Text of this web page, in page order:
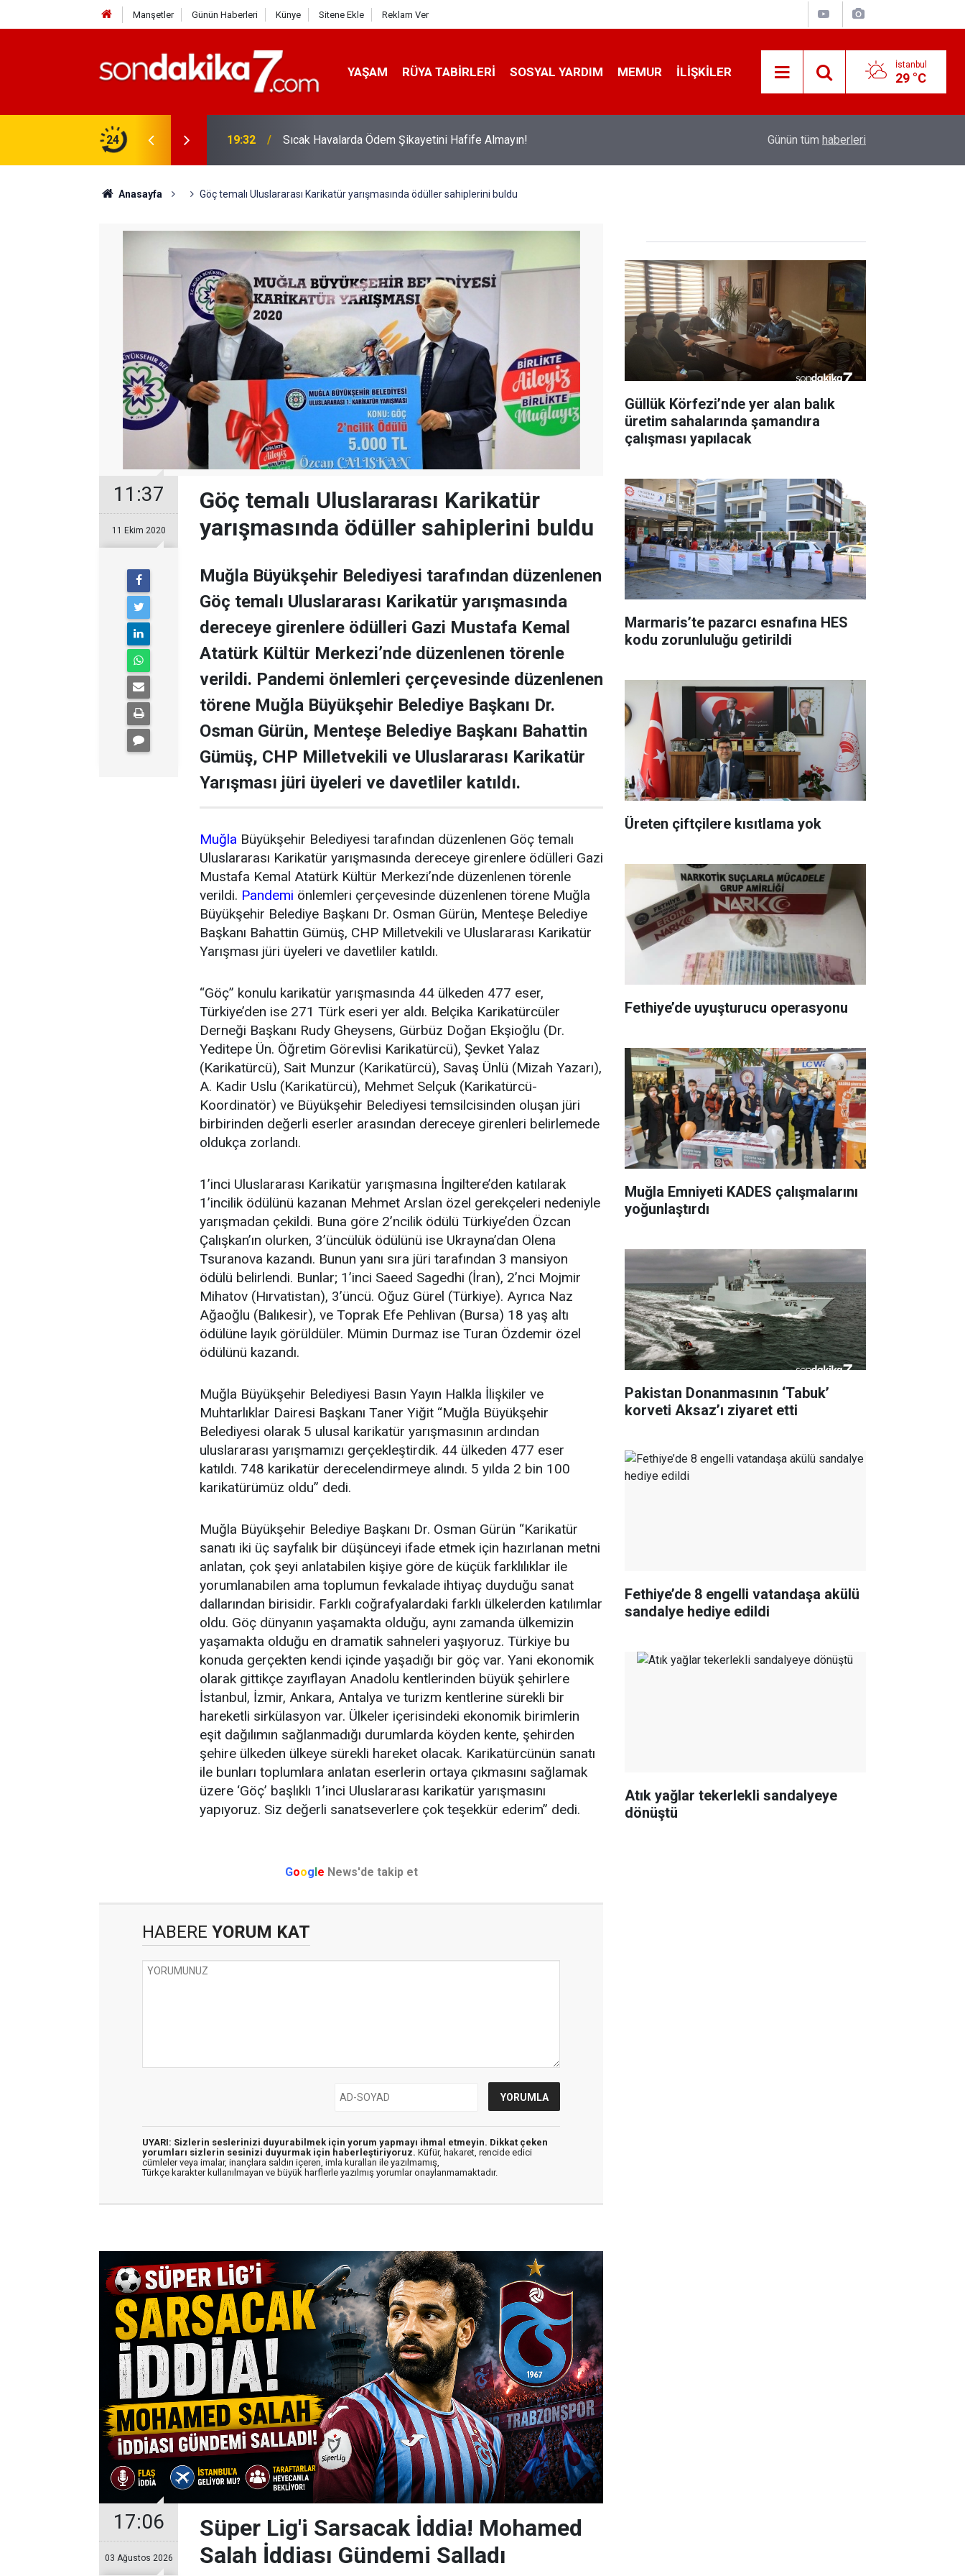
Manşetler Günün Haberleri Künye Sitene Ekle Reklam Ver
YAŞAM RÜYA TABIRLERI SOSYAL YARDIM MEMUR İLIŞKILER İstanbul
29 °C
24 12:56 İ̇zmir 112’de Kan Donduran İ̇ddialar! Erken Yaşta Anne Olmak Ve Çoklu Doğum
Günün tüm haberleri
Anasayfa Göç temalı Uluslararası Karikatür yarışmasında ödüller sahiplerini buldu
11:37
11 Ekim 2020
Göç temalı Uluslararası Karikatür
yarışmasında ödüller sahiplerini buldu
Muğla Büyükşehir Belediyesi tarafından düzenlenen
Göç temalı Uluslararası Karikatür yarışmasında
dereceye girenlere ödülleri Gazi Mustafa Kemal
Atatürk Kültür Merkezi’nde düzenlenen törenle
verildi. Pandemi önlemleri çerçevesinde düzenlenen
törene Muğla Büyükşehir Belediye Başkanı Dr.
Osman Gürün, Menteşe Belediye Başkanı Bahattin
Gümüş, CHP Milletvekili ve Uluslararası Karikatür
Yarışması jüri üyeleri ve davetliler katıldı.
Muğla Büyükşehir Belediyesi tarafından düzenlenen Göç temalı
Uluslararası Karikatür yarışmasında dereceye girenlere ödülleri Gazi
Mustafa Kemal Atatürk Kültür Merkezi’nde düzenlenen törenle
verildi. Pandemi önlemleri çerçevesinde düzenlenen törene Muğla
Büyükşehir Belediye Başkanı Dr. Osman Gürün, Menteşe Belediye
Başkanı Bahattin Gümüş, CHP Milletvekili ve Uluslararası Karikatür
Yarışması jüri üyeleri ve davetliler katıldı.
“Göç” konulu karikatür yarışmasında 44 ülkeden 477 eser,
Türkiye’den ise 271 Türk eseri yer aldı. Belçika Karikatürcüler
Derneği Başkanı Rudy Gheysens, Gürbüz Doğan Ekşioğlu (Dr.
Yeditepe Ün. Öğretim Görevlisi Karikatürcü), Şevket Yalaz
(Karikatürcü), Sait Munzur (Karikatürcü), Savaş Ünlü (Mizah Yazarı),
A. Kadir Uslu (Karikatürcü), Mehmet Selçuk (Karikatürcü-
Koordinatör) ve Büyükşehir Belediyesi temsilcisinden oluşan jüri
birbirinden değerli eserler arasından dereceye girenleri belirlemede
oldukça zorlandı.
1’inci Uluslararası Karikatür yarışmasına İngiltere’den katılarak
1’incilik ödülünü kazanan Mehmet Arslan özel gerekçeleri nedeniyle
yarışmadan çekildi. Buna göre 2’ncilik ödülü Türkiye’den Özcan
Çalışkan’ın olurken, 3’üncülük ödülünü ise Ukrayna’dan Olena
Tsuranova kazandı. Bunun yanı sıra jüri tarafından 3 mansiyon
ödülü belirlendi. Bunlar; 1’inci Saeed Sagedhi (İran), 2’nci Mojmir
Mihatov (Hırvatistan), 3’üncü. Oğuz Gürel (Türkiye). Ayrıca Naz
Ağaoğlu (Balıkesir), ve Toprak Efe Pehlivan (Bursa) 18 yaş altı
ödülüne layık görüldüler. Mümin Durmaz ise Turan Özdemir özel
ödülünü kazandı.
Muğla Büyükşehir Belediyesi Basın Yayın Halkla İlişkiler ve
Muhtarlıklar Dairesi Başkanı Taner Yiğit “Muğla Büyükşehir
Belediyesi olarak 5 ulusal karikatür yarışmasının ardından
uluslararası yarışmamızı gerçekleştirdik. 44 ülkeden 477 eser
katıldı. 748 karikatür derecelendirmeye alındı. 5 yılda 2 bin 100
karikatürümüz oldu” dedi.
Muğla Büyükşehir Belediye Başkanı Dr. Osman Gürün “Karikatür
sanatı iki üç sayfalık bir düşünceyi ifade etmek için hazırlanan metni
anlatan, çok şeyi anlatabilen kişiye göre de küçük farklılıklar ile
yorumlanabilen ama toplumun fevkalade ihtiyaç duyduğu sanat
dallarından birisidir. Farklı coğrafyalardaki farklı ülkelerden katılımlar
oldu. Göç dünyanın yaşamakta olduğu, aynı zamanda ülkemizin
yaşamakta olduğu en dramatik sahneleri yaşıyoruz. Türkiye bu
konuda gerçekten kendi içinde yaşadığı bir göç var. Yani ekonomik
olarak gittikçe zayıflayan Anadolu kentlerinden büyük şehirlere
İstanbul, İzmir, Ankara, Antalya ve turizm kentlerine sürekli bir
hareketli sirkülasyon var. Ülkeler içerisindeki ekonomik birimlerin
eşit dağılımın sağlanmadığı durumlarda köyden kente, şehirden
şehire ülkeden ülkeye sürekli hareket olacak. Karikatürcünün sanatı
ile bunları toplumlara anlatan eserlerin ortaya çıkmasını sağlamak
üzere ‘Göç’ başlıklı 1’inci Uluslararası karikatür yarışmasını
yapıyoruz. Siz değerli sanatseverlere çok teşekkür ederim” dedi.
Google News'de takip et
HABERE YORUM KAT
UYARI: Sizlerin seslerinizi duyurabilmek için yorum yapmayı ihmal etmeyin. Dikkat çeken
yorumları sizlerin sesinizi duyurmak için haberleştiriyoruz. Küfür, hakaret, rencide edici
cümleler veya imalar, inançlara saldırı içeren, imla kuralları ile yazılmamış,
Türkçe karakter kullanılmayan ve büyük harflerle yazılmış yorumlar onaylanmamaktadır.
17:06
03 Ağustos 2026
Süper Lig'i Sarsacak İddia! Mohamed
Salah İddiası Gündemi Salladı
Güllük Körfezi’nde yer alan balık
üretim sahalarında şamandıra
çalışması yapılacak
Marmaris’te pazarcı esnafına HES
kodu zorunluluğu getirildi
Üreten çiftçilere kısıtlama yok
Fethiye’de uyuşturucu operasyonu
Muğla Emniyeti KADES çalışmalarını
yoğunlaştırdı
Pakistan Donanmasının ‘Tabuk’
korveti Aksaz’ı ziyaret etti
Fethiye’de 8 engelli vatandaşa akülü
sandalye hediye edildi
Atık yağlar tekerlekli sandalyeye
dönüştü